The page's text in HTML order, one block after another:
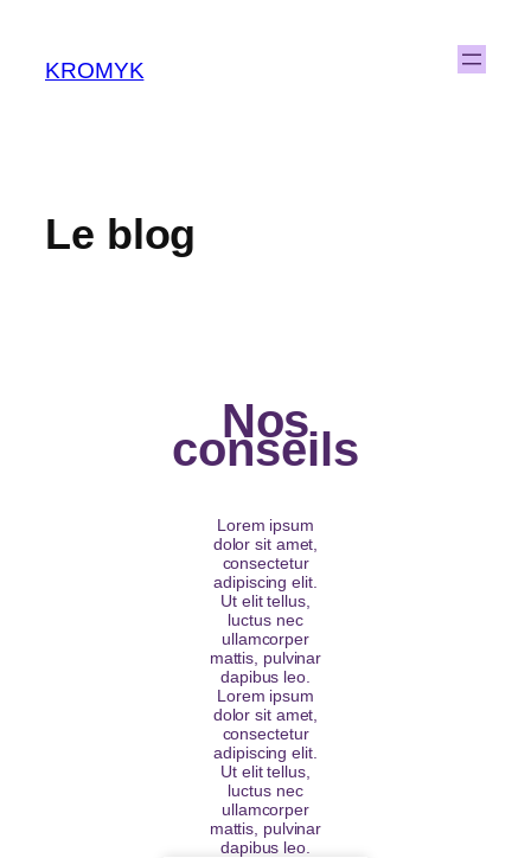
KROMYK
Le blog
Nos
conseils
Lorem ipsum
dolor sit amet,
consectetur
adipiscing elit.
Ut elit tellus,
luctus nec
ullamcorper
mattis, pulvinar
dapibus leo.
Lorem ipsum
dolor sit amet,
consectetur
adipiscing elit.
Ut elit tellus,
luctus nec
ullamcorper
mattis, pulvinar
dapibus leo.